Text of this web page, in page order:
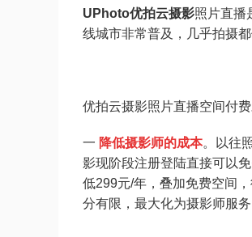
UPhoto优拍云摄影照片直播
线城市非常普及，几乎拍摄
优拍云摄影照片直播空间付
一 降低摄影师的成本。以往
影现阶段注册登陆直接可以
低299元/年，叠加免费空间，
分有限，最大化为摄影师服